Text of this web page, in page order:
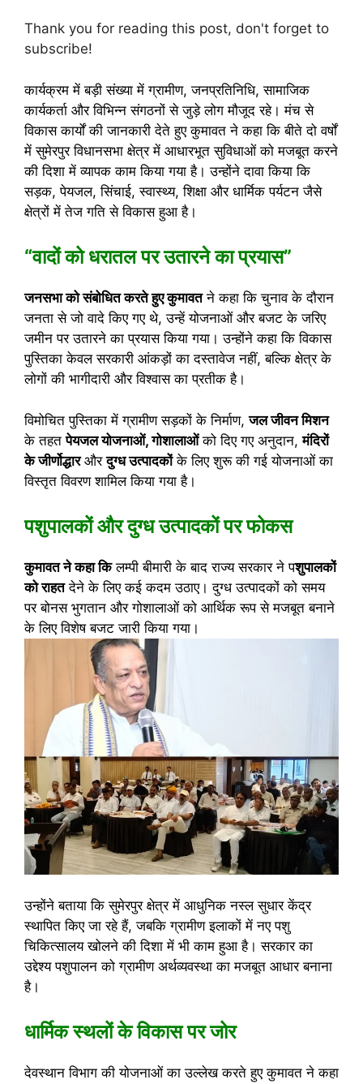
Thank you for reading this post, don't forget to
subscribe!
कार्यक्रम में बड़ी संख्या में ग्रामीण, जनप्रतिनिधि, सामाजिक
कार्यकर्ता और विभिन्न संगठनों से जुड़े लोग मौजूद रहे। मंच से
विकास कार्यों की जानकारी देते हुए कुमावत ने कहा कि बीते दो वर्षों
में सुमेरपुर विधानसभा क्षेत्र में आधारभूत सुविधाओं को मजबूत करने
की दिशा में व्यापक काम किया गया है। उन्होंने दावा किया कि
सड़क, पेयजल, सिंचाई, स्वास्थ्य, शिक्षा और धार्मिक पर्यटन जैसे
क्षेत्रों में तेज गति से विकास हुआ है।
“वादों को धरातल पर उतारने का प्रयास”
जनसभा को संबोधित करते हुए कुमावतने कहा कि चुनाव के दौरान
जनता से जो वादे किए गए थे, उन्हें योजनाओं और बजट के जरिए
जमीन पर उतारने का प्रयास किया गया। उन्होंने कहा कि विकास
पुस्तिका केवल सरकारी आंकड़ों का दस्तावेज नहीं, बल्कि क्षेत्र के
लोगों की भागीदारी और विश्वास का प्रतीक है।
विमोचित पुस्तिका में ग्रामीण सड़कों के निर्माण,जल जीवन मिशन
के तहतपेयजल योजनाओं, गोशालाओंको दिए गए अनुदान,मंदिरों
के जीर्णोद्धारऔरदुग्ध उत्पादकोंके लिए शुरू की गई योजनाओं का
विस्तृत विवरण शामिल किया गया है।
पशुपालकों और दुग्ध उत्पादकों पर फोकस
कुमावत ने कहा किलम्पी बीमारी के बाद राज्य सरकार ने पशुपालकों
को राहतदेने के लिए कई कदम उठाए। दुग्ध उत्पादकों को समय
पर बोनस भुगतान और गोशालाओं को आर्थिक रूप से मजबूत बनाने
के लिए विशेष बजट जारी किया गया।
उन्होंने बताया कि सुमेरपुर क्षेत्र में आधुनिक नस्ल सुधार केंद्र
स्थापित किए जा रहे हैं, जबकि ग्रामीण इलाकों में नए पशु
चिकित्सालय खोलने की दिशा में भी काम हुआ है। सरकार का
उद्देश्य पशुपालन को ग्रामीण अर्थव्यवस्था का मजबूत आधार बनाना
है।
धार्मिक स्थलों के विकास पर जोर
देवस्थान विभाग की योजनाओं का उल्लेख करते हुए कुमावत ने कहा